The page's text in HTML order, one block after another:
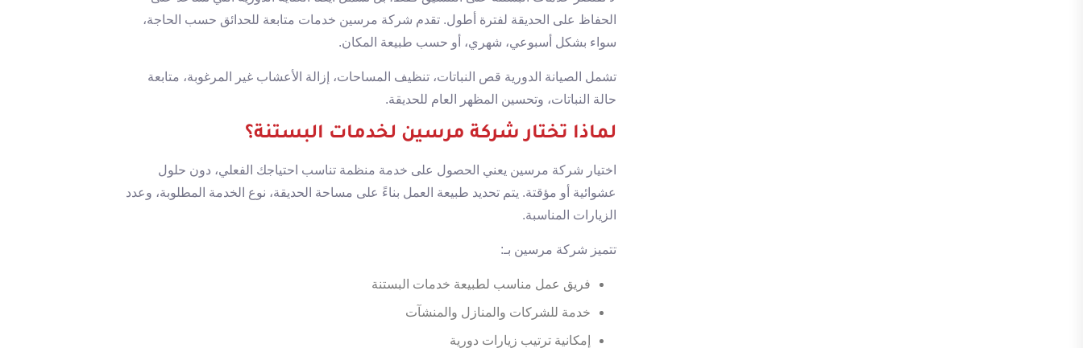
الحفاظ على الحديقة لفترة أطول. تقدم شركة مرسين خدمات متابعة للحدائق حسب الحاجة،
سواء بشكل أسبوعي، شهري، أو حسب طبيعة المكان.
تشمل الصيانة الدورية قص النباتات، تنظيف المساحات، إزالة الأعشاب غير المرغوبة، متابعة
حالة النباتات، وتحسين المظهر العام للحديقة.
لماذا تختار شركة مرسين لخدمات البستنة؟
اختيار شركة مرسين يعني الحصول على خدمة منظمة تناسب احتياجك الفعلي، دون حلول
عشوائية أو مؤقتة. يتم تحديد طبيعة العمل بناءً على مساحة الحديقة، نوع الخدمة المطلوبة، وعدد
الزيارات المناسبة.
تتميز شركة مرسين بـ:
فريق عمل مناسب لطبيعة خدمات البستنة
خدمة للشركات والمنازل والمنشآت
إمكانية ترتيب زيارات دورية